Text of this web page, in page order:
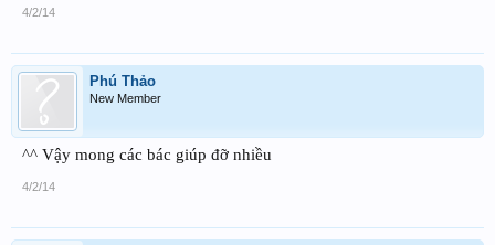
4/2/14
Phú Thảo
New Member
^^ Vậy mong các bác giúp đỡ nhiều
4/2/14